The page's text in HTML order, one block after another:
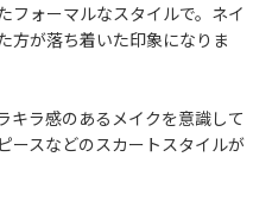
フォーマルなスタイルで。ネイ
方が落ち着いた印象になりま
キラ感のあるメイクを意識して
ースなどのスカートスタイルが